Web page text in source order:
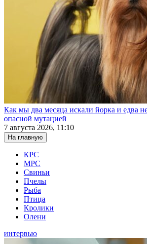
Как мы два месяца искали йорка и едва
опасной мутацией
7 августа 2026, 11:10
На главную
КРС
МРС
Свиньи
Пчелы
Рыба
Птица
Кролики
Олени
интервью